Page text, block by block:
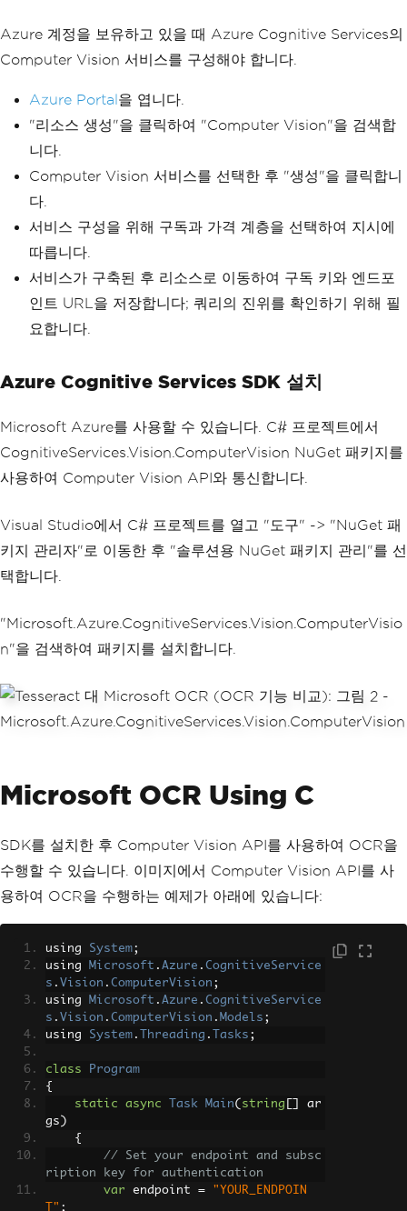
Azure 계정을 보유하고 있을 때 Azure Cognitive Services의
Computer Vision 서비스를 구성해야 합니다.
Azure Portal을 엽니다.
"리소스 생성"을 클릭하여 "Computer Vision"을 검색합
니다.
Computer Vision 서비스를 선택한 후 "생성"을 클릭합니
다.
서비스 구성을 위해 구독과 가격 계층을 선택하여 지시에
따릅니다.
서비스가 구축된 후 리소스로 이동하여 구독 키와 엔드포
인트 URL을 저장합니다; 쿼리의 진위를 확인하기 위해 필
요합니다.
Azure Cognitive Services SDK 설치
Microsoft Azure를 사용할 수 있습니다. C# 프로젝트에서
CognitiveServices.Vision.ComputerVision NuGet 패키지를
사용하여 Computer Vision API와 통신합니다.
Visual Studio에서 C# 프로젝트를 열고 "도구" -> "NuGet 패
키지 관리자"로 이동한 후 "솔루션용 NuGet 패키지 관리"를 선
택합니다.
"Microsoft.Azure.CognitiveServices.Vision.ComputerVisio
n"을 검색하여 패키지를 설치합니다.
Microsoft OCR Using C
SDK를 설치한 후 Computer Vision API를 사용하여 OCR을
수행할 수 있습니다. 이미지에서 Computer Vision API를 사
용하여 OCR을 수행하는 예제가 아래에 있습니다:
using System;
using Microsoft . Azure . CognitiveService
s . Vision . ComputerVision ;
using Microsoft . Azure . CognitiveService
s . Vision . ComputerVision . Models ;
using System . Threading . Tasks ;
class
Program
{
static
async Task Main( string
ar
gs )
{
// Set your endpoint and subsc
ription key for authentication
var endpoint =
"YOUR_ENDPOIN
T" ;